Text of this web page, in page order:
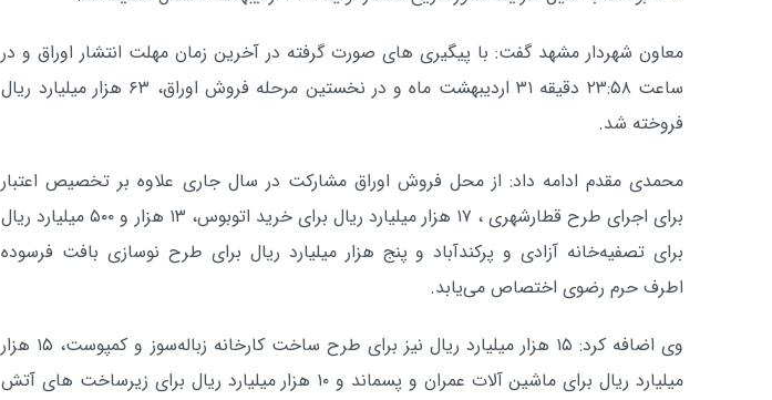
معاون شهردار مشهد گفت: با پیگیری‌ های صورت گرفته در آخرین زمان مهلت انتشار اوراق و در
ساعت ۲۳:۵۸ دقیقه ۳۱ اردیبهشت ماه و در نخستین مرحله فروش اوراق، ۶۳ هزار میلیارد ریال
فروخته شد.
محمدی مقدم ادامه داد: از محل فروش اوراق مشارکت در سال جاری علاوه بر تخصیص اعتبار
برای اجرای طرح قطارشهری ، ۱۷ هزار میلیارد ریال برای خرید اتوبوس، ۱۳ هزار و ۵۰۰ میلیارد ریال
برای تصفیه‌خانه آزادی و پرکندآباد و پنج هزار میلیارد ریال برای طرح نوسازی بافت فرسوده
اطرف حرم رضوی اختصاص می‌یابد.
وی اضافه کرد: ۱۵ هزار میلیارد ریال نیز برای طرح ساخت کارخانه زباله‌سوز و کمپوست، ۱۵ هزار
میلیارد ریال برای ماشین‌ آلات عمران و پسماند و ۱۰ هزار میلیارد ریال برای زیرساخت‌ های آتش‌